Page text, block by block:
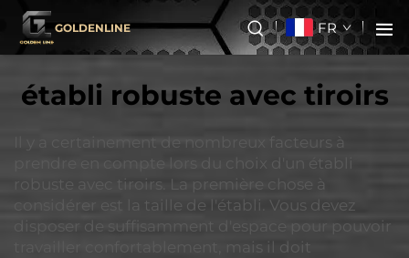
GOLDENLINE FR
établi robuste avec tiroirs
Il y a certainement de nombreux facteurs à
prendre en compte lors du choix d'un établi
robuste avec tiroirs. La première chose à
considérer est la taille de l'établi. Vous devez
disposer de suffisamment d'espace pour pouvoir
travailler confortablement, mais il doit